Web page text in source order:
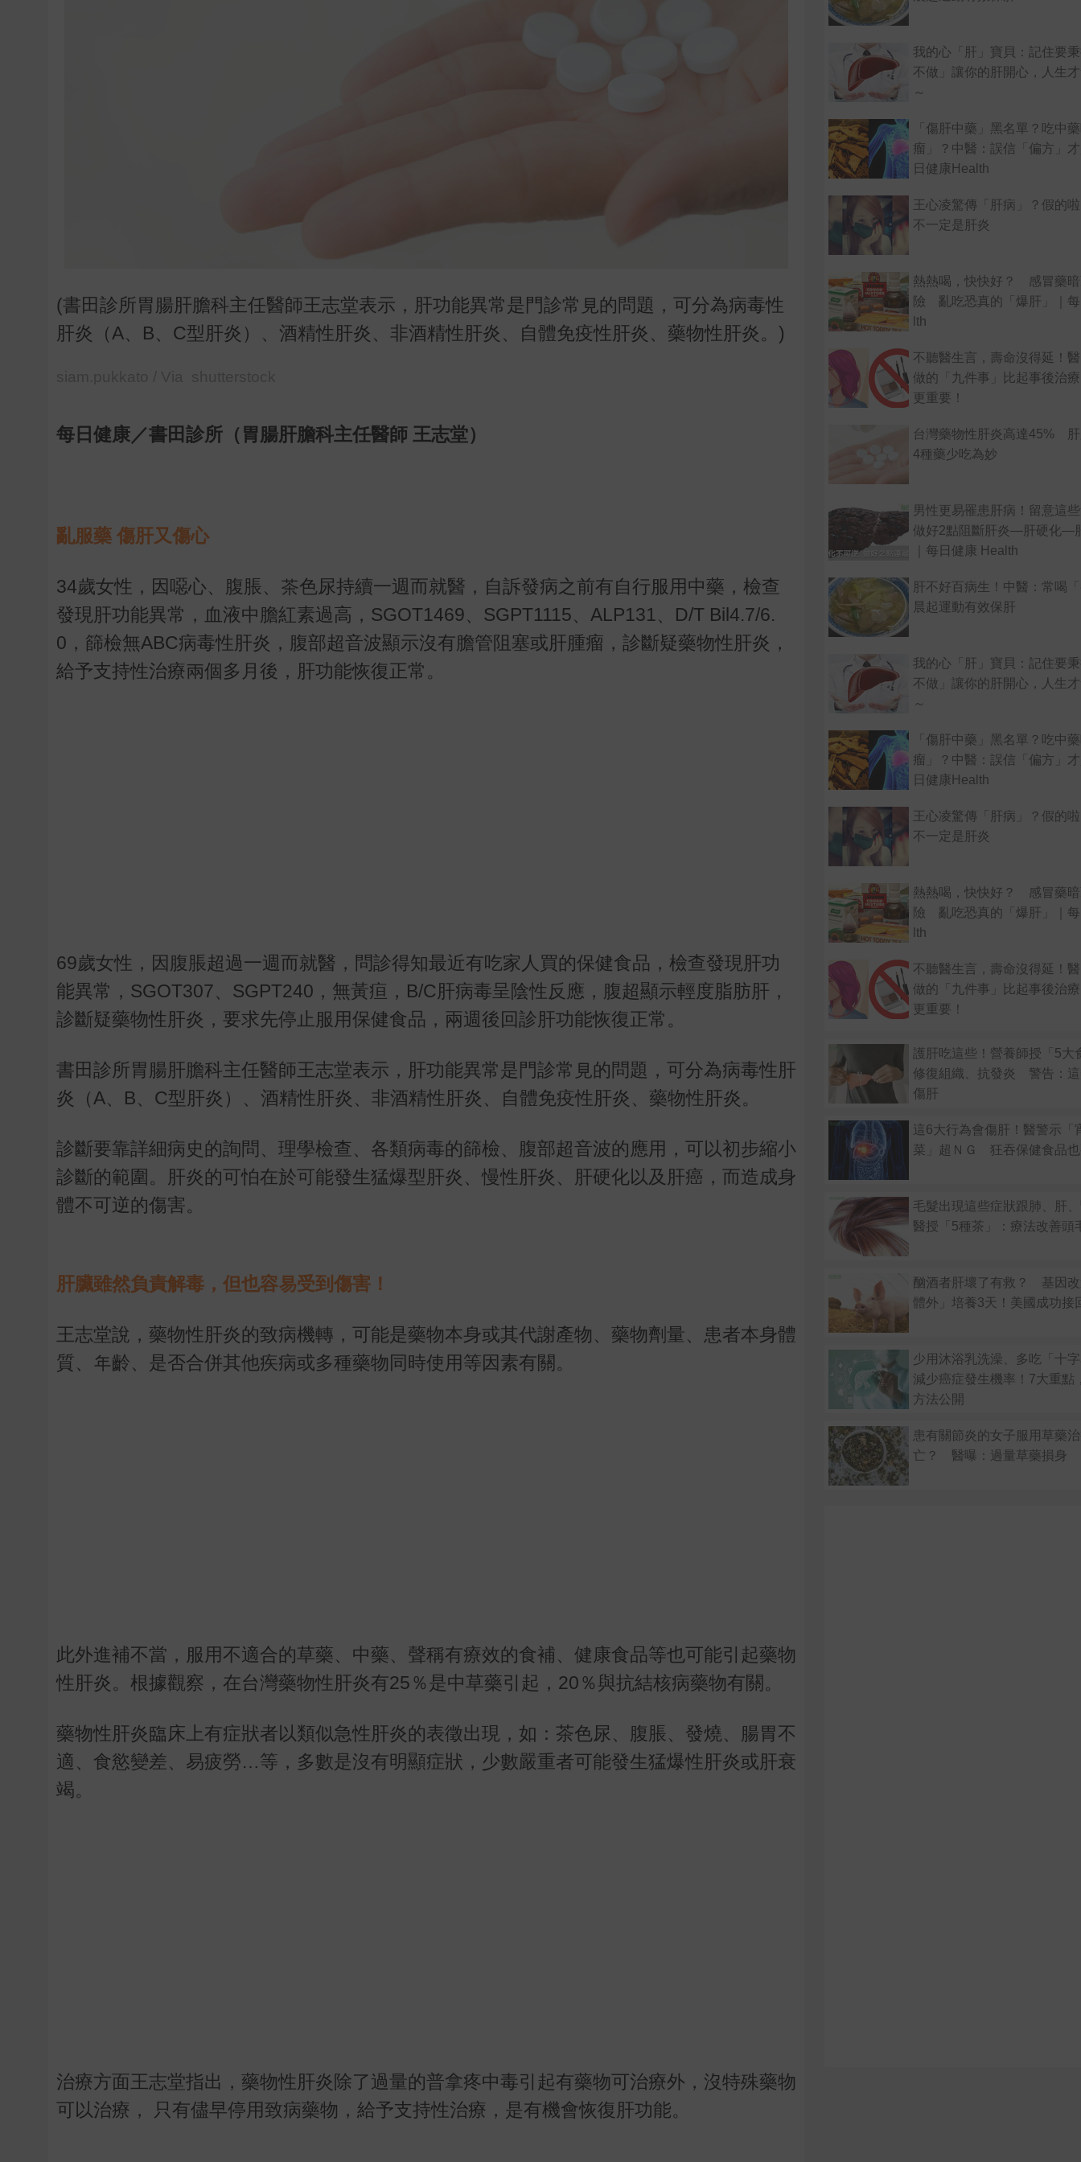
(書田診所胃腸肝膽科主任醫師王志堂表示，肝功能異常是門診常見的問題，可分為病毒性
肝炎（A、 B、 C型肝炎）、酒精性肝炎、非酒精性肝炎、自體免疫性肝炎、藥物性肝炎。)
每日健康／書田診所（胃腸肝膽科主任醫師 王志堂）
亂服藥 傷肝又傷心
34歲女性，因噁心、腹脹、茶色尿持續一週而就醫，自訴發病之前有自行服用中藥，檢查
發現肝功能異常，血液中膽紅素過高， SGOT1469、 SGPT1115、 ALP131、 D/T Bil4.7/6.
0 ，篩檢無ABC病毒性肝炎，腹部超音波顯示沒有膽管阻塞或肝腫瘤，診斷疑藥物性肝炎，
給予支持性治療兩個多月後，肝功能恢復正常。
69歲女性，因腹脹超過一週而就醫，問診得知最近有吃家人買的保健食品，檢查發現肝功
能異常， SGOT307、 SGPT240 ，無黃疸， B/C 肝病毒呈陰性反應，腹超顯示輕度脂肪肝，
診斷疑藥物性肝炎，要求先停止服用保健食品，兩週後回診肝功能恢復正常。
書田診所胃腸肝膽科主任醫師王志堂表示，肝功能異常是門診常見的問題，可分為病毒性肝
炎（A、 B、 C型肝炎）、酒精性肝炎、非酒精性肝炎、自體免疫性肝炎、藥物性肝炎。
診斷要靠詳細病史的詢問、理學檢查、各類病毒的篩檢、腹部超音波的應用，可以初步縮小
診斷的範圍。肝炎的可怕在於可能發生猛爆型肝炎、慢性肝炎、肝硬化以及肝癌，而造成身
體不可逆的傷害。
肝臟雖然負責解毒，但也容易受到傷害！
王志堂說，藥物性肝炎的致病機轉，可能是藥物本身或其代謝產物、藥物劑量、患者本身體
質、年齡、是否合併其他疾病或多種藥物同時使用等因素有關。
此外進補不當，服用不適合的草藥、中藥、聲稱有療效的食補、健康食品等也可能引起藥物
性肝炎。根據觀察，在台灣藥物性肝炎有25％是中草藥引起， 20％與抗結核病藥物有關。
藥物性肝炎臨床上有症狀者以類似急性肝炎的表徵出現，如：茶色尿、腹脹、發燒、腸胃不
適、食慾變差、易疲勞…等，多數是沒有明顯症狀，少數嚴重者可能發生猛爆性肝炎或肝衰
竭。
治療方面王志堂指出，藥物性肝炎除了過量的普拿疼中毒引起有藥物可治療外，沒特殊藥物
可以治療， 只有儘早停用致病藥物，給予支持性治療，是有機會恢復肝功能。
我的心「肝」寶貝：記住要
不做」讓你的肝開心，人生
～
「傷肝中藥」黑名單？吃中
瘤」？中醫：誤信「偏方」
日健康Health
王心凌驚傳「肝病」？假的
不一定是肝炎
熱熱喝，快快好？ 感冒藥
險 亂吃恐真的「爆肝」｜
lth
不聽醫生言，壽命沒得延！
做的「九件事」比起事後治
更重要！
台灣藥物性肝炎高達45%
4種藥少吃為妙
男性更易罹患肝病！留意這
做好2點阻斷肝炎—肝硬化—
｜每日健康 Health
肝不好百病生！中醫：常喝
晨起運動有效保肝
我的心「肝」寶貝：記住要
不做」讓你的肝開心，人生
～
「傷肝中藥」黑名單？吃中
瘤」？中醫：誤信「偏方」
日健康Health
王心凌驚傳「肝病」？假的
不一定是肝炎
熱熱喝，快快好？ 感冒藥
險 亂吃恐真的「爆肝」｜
lth
不聽醫生言，壽命沒得延！
做的「九件事」比起事後治
更重要！
護肝吃這些！營養師授「5大
修復組織、抗發炎 警告：
傷肝
這6大行為會傷肝！醫警示「
菜」超ＮＧ 狂吞保健食品
毛髮出現這些症狀跟肺、肝
醫授「5種茶」：療法改善頭
酗酒者肝壞了有救？ 基因
體外」培養3天！美國成功接
少用沐浴乳洗澡、多吃「十
減少癌症發生機率！7大重點
方法公開
患有關節炎的女子服用草藥
亡？ 醫曝：過量草藥損身